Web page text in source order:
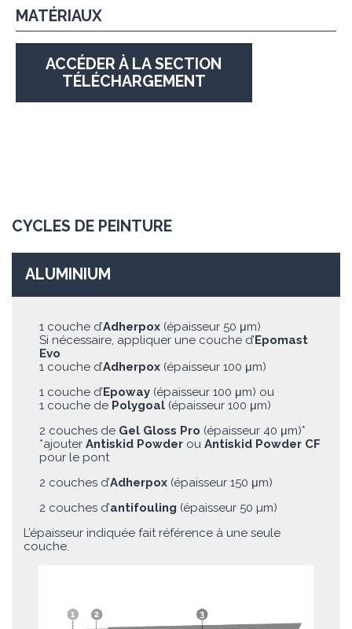
MATÉRIAUX
ACCÉDER À LA SECTION
TÉLÉCHARGEMENT
CYCLES DE PEINTURE
ALUMINIUM
1 couche d’Adherpox (épaisseur 50 μm)
Si nécessaire, appliquer une couche d’Epomast
Evo
1 couche d’Adherpox (épaisseur 100 μm)
1 couche d’Epoway (épaisseur 100 μm) ou
1 couche de Polygoal (épaisseur 100 μm)
2 couches de Gel Gloss Pro (épaisseur 40 μm)*
*ajouter Antiskid Powder ou Antiskid Powder CF
pour le pont
2 couches d’Adherpox (épaisseur 150 μm)
2 couches d’antifouling (épaisseur 50 µm)
L’épaisseur indiquée fait référence à une seule
couche.